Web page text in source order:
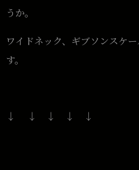
うか。
ワイドネック、ギブソンスケ
す。
↓ ↓ ↓ ↓ ↓